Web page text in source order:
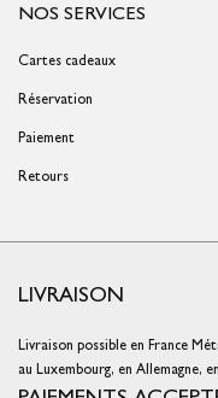
NOS SERVICES
Cartes cadeaux
Réservation
Paiement
Retours
LIVRAISON
Livraison possible en France
au Luxembourg, en Allemagne,